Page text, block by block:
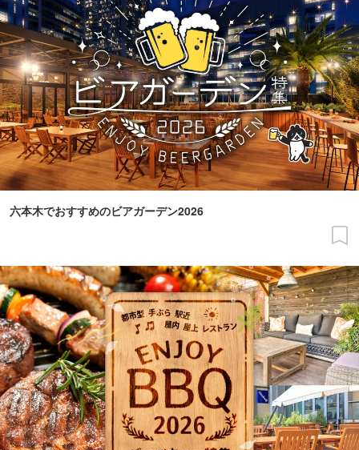
六本木でおすすめのビアガーデン2026